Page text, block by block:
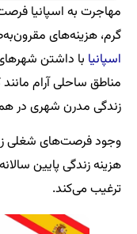
مهاجرت به اسپانیا
گرم، هزینه‌های
اسپانیا با داشتن
مناطق ساحلی آرام
زندگی مدرن شهری در
وجود فرصت‌های شغلی
هزینه زندگی پایین
ترغیب می‌کند.